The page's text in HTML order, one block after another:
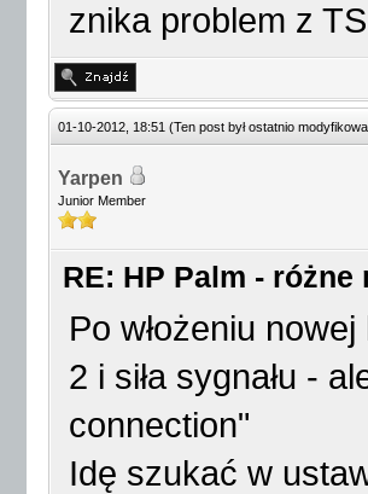
znika problem z
01-10-2012, 18:51 (Ten post był ostatnio
Yarpen
Junior Member
RE: HP Palm - różne
Po włożeniu
2 i siła sygnału -
connection"
Idę szukać w